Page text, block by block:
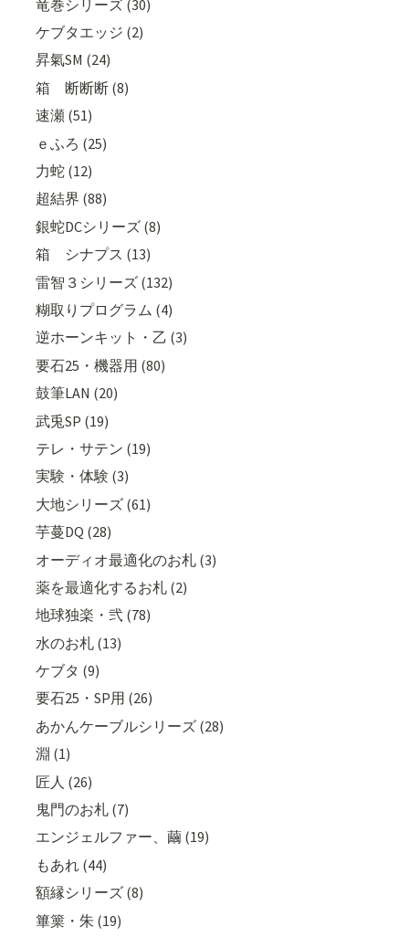
竜巻シリーズ (30)
ケブタエッジ (2)
昇氣SM (24)
箱 断断断 (8)
速瀬 (51)
ｅふろ (25)
力蛇 (12)
超結界 (88)
銀蛇DCシリーズ (8)
箱 シナプス (13)
雷智３シリーズ (132)
糊取りプログラム (4)
逆ホーンキット・乙 (3)
要石25・機器用 (80)
鼓筆LAN (20)
武兎SP (19)
テレ・サテン (19)
実験・体験 (3)
大地シリーズ (61)
芋蔓DQ (28)
オーディオ最適化のお札 (3)
薬を最適化するお札 (2)
地球独楽・弐 (78)
水のお札 (13)
ケブタ (9)
要石25・SP用 (26)
あかんケーブルシリーズ (28)
淵 (1)
匠人 (26)
鬼門のお札 (7)
エンジェルファー、繭 (19)
もあれ (44)
額縁シリーズ (8)
篳篥・朱 (19)